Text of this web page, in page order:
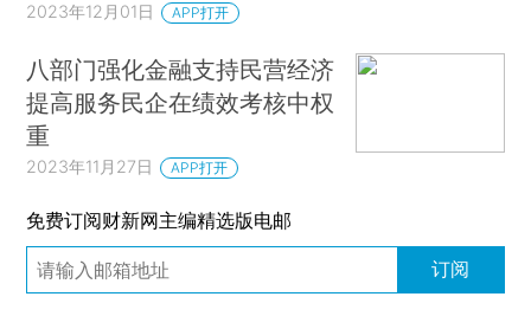
2023年12月01日 APP打开
八部门强化金融支持民营经济
提高服务民企在绩效考核中权
重
2023年11月27日 APP打开
免费订阅财新网主编精选版电邮
订阅